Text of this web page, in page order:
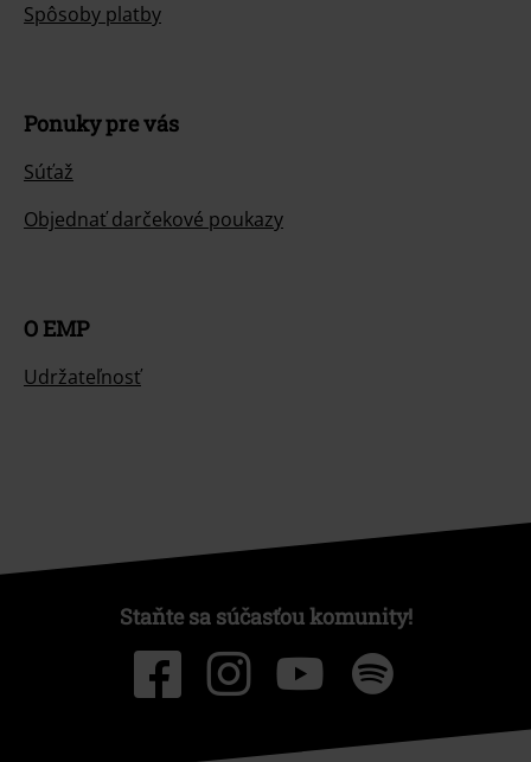
Spôsoby platby
Ponuky pre vás
Súťaž
Objednať darčekové poukazy
O EMP
Udržateľnosť
Staňte sa súčasťou komunity!